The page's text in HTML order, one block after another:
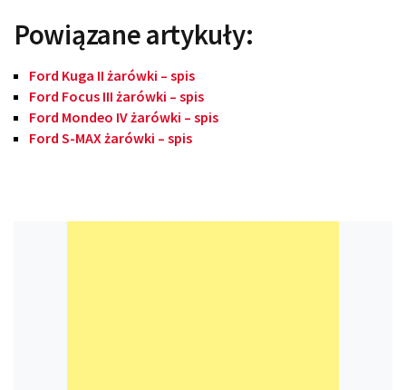
Powiązane artykuły:
Ford Kuga II żarówki – spis
Ford Focus III żarówki – spis
Ford Mondeo IV żarówki – spis
Ford S-MAX żarówki – spis